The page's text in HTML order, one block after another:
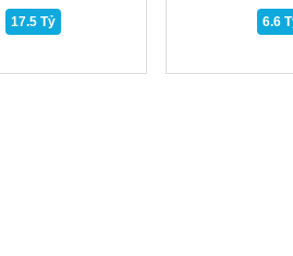
17.5 Tỷ
6.6